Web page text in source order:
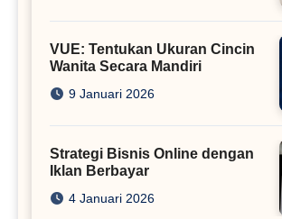
VUE: Tentukan Ukuran Cincin
Wanita Secara Mandiri
9 Januari 2026
Strategi Bisnis Online dengan
Iklan Berbayar
4 Januari 2026